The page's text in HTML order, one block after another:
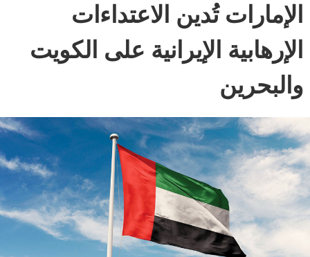
الإمارات تُدين الاعتداءات
الإرهابية الإيرانية على الكويت
والبحرين